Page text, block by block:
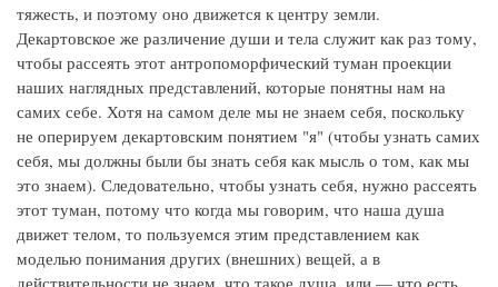
тяжесть, и поэтому оно движется к центру земли.
Декартовское же различение души и тела служит как раз тому,
чтобы рассеять этот антропоморфический туман проекции
наших наглядных представлений, которые понятны нам на
самих себе. Хотя на самом деле мы не знаем себя, поскольку
не оперируем декартовским понятием "я" (чтобы узнать самих
себя, мы должны были бы знать себя как мысль о том, как мы
это знаем). Следовательно, чтобы узнать себя, нужно рассеять
этот туман, потому что когда мы говорим, что наша душа
движет телом, то пользуемся этим представлением как
моделью понимания других (внешних) вещей, а в